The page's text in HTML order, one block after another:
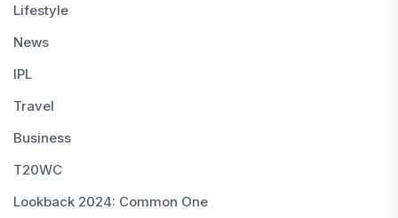
Lifestyle
News
IPL
Travel
Business
T20WC
Lookback 2024: Common One